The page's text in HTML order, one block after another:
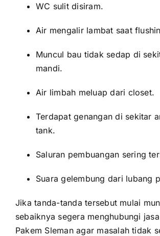
WC sulit disiram.
Air mengalir lambat saat
Muncul bau tidak sedap di
mandi.
Air limbah meluap dari closet.
Terdapat genangan di sekitar
tank.
Saluran pembuangan sering
Suara gelembung dari lubang
Jika tanda-tanda tersebut mulai
sebaiknya segera menghubungi
Pakem Sleman agar masalah tidak